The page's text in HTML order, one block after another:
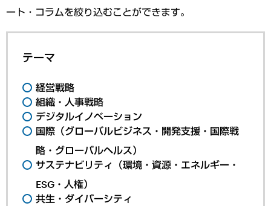
ート・コラムを絞り込むことができます。
テーマ
経営戦略
組織・人事戦略
デジタルイノベーション
国際（グローバルビジネス・開発支援・国際戦
略・グローバルヘルス）
サステナビリティ（環境・資源・エネルギー・
ESG・人権）
共生・ダイバーシティ